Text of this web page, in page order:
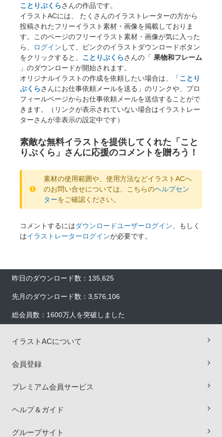
ことりぷくらさんの作品です。
イラストACには、 たくさんのイラストレーターの方から
投稿されたフリーイラスト素材・画像を掲載しておりま
す。このページのフリーイラスト素材・画像が気に入った
ら、
ログイン して、ピンクのイラストダウンロードボタン
をクリックすると、 ことりぷくらさんの「 果物和フレーム
」のダウンロードが開始されます。
オリジナルイラストの作成を依頼したい場合は、「ことり
ぷくらさんにお仕事依頼メールを送る」のリンクや、プロ
フィールページからお仕事依頼メールを送信することがで
きます。（リンクが表示されていない場合はイラストレー
ターさんが非表示の設定中です）
素敵な無料イラストを提供してくれた「こと
りぷくら」さんに応援のコメントを贈ろう！
素材の使用範囲や、使用方法などイラストACへ
のお問い合せについては、こちらのヘルプセン
ターをご確認ください。
コメントするにはダウンロードユーザーログイン 、もしく
はイラストレーターログインが必要です。
昨日のダウンロード数：135,625
先月のダウンロード数：3,576,106
総会員数：1600万人を突破しました
イラストACについて
会員登録
プレミアム会員サービス
ヘルプ＆ガイド
グループサイト